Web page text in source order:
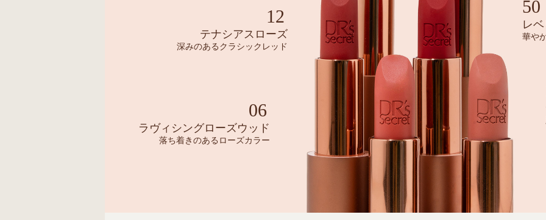
12
テナシアスローズ
深みのあるクラシックレッド
06
ラヴィシングローズウッド
落ち着きのあるローズカラー
50
レ
華や